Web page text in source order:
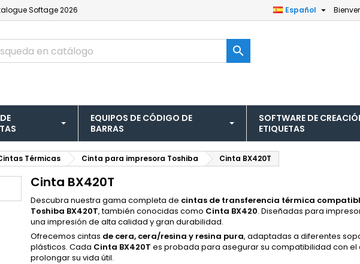
Softage 2026 Español 

EQUIPOS DE CÓDIGO DE
BARRAS
SOFTWARE DE
ETIQUETAS
Térmicas Cinta para impresora Toshiba Cinta BX420T
Cinta BX420T
Descubra nuestra gama completa de cintas de transferencia térmica
Toshiba BX420T, también conocidas como Cinta BX420. Diseñadas para
una impresión de alta calidad y gran durabilidad.
Ofrecemos cintas de cera, cera/resina y resina pura, adaptadas a diferentes
plásticos. Cada Cinta BX420T es probada para asegurar su compatibilidad con el
prolongar su vida útil.